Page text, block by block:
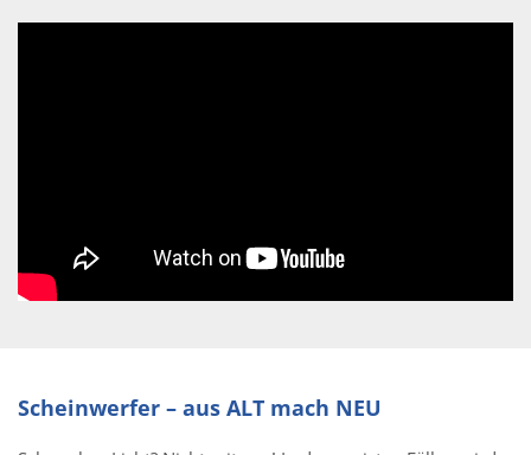
Scheinwerfer – aus ALT mach NEU